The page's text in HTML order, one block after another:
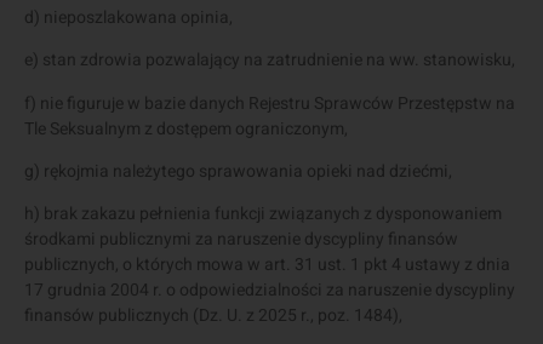
d) nieposzlakowana opinia,
e) stan zdrowia pozwalający na zatrudnienie na ww. stanowisku,
f) nie figuruje w bazie danych Rejestru Sprawców Przestępstw na
Tle Seksualnym z dostępem ograniczonym,
g) rękojmia należytego sprawowania opieki nad dziećmi,
h) brak zakazu pełnienia funkcji związanych z dysponowaniem
środkami publicznymi za naruszenie dyscypliny finansów
publicznych, o których mowa w art. 31 ust. 1 pkt 4 ustawy z dnia
17 grudnia 2004 r. o odpowiedzialności za naruszenie dyscypliny
finansów publicznych (Dz. U. z 2025 r., poz. 1484),